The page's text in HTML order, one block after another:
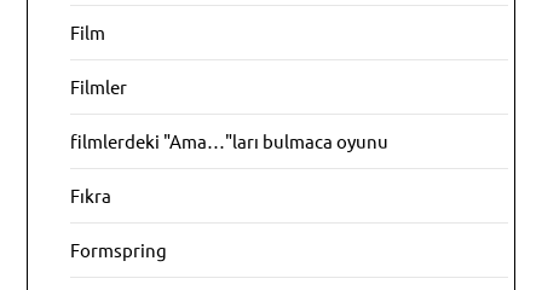
Film
Filmler
filmlerdeki "Ama…"ları bulmaca oyunu
Fıkra
Formspring